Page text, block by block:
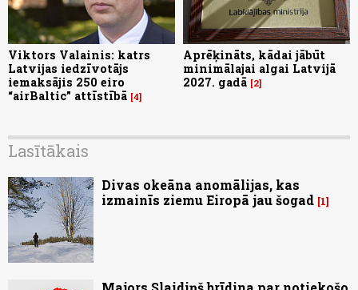
Viktors Valainis: katrs
Latvijas iedzīvotājs
iemaksājis 250 eiro
“airBaltic” attīstībā 4
Aprēķināts, kādai jābūt
minimālajai algai Latvijā
2027. gadā 2
Lasītākais
Divas okeāna anomālijas, kas
izmainīs ziemu Eiropā jau šogad 1